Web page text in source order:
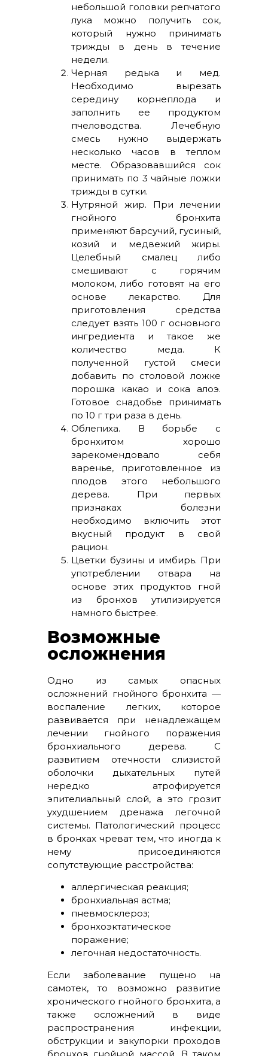
небольшой головки репчатого
лука можно получить сок,
который нужно принимать
трижды в день в течение
недели.
Черная редька и мед.
Необходимо вырезать
середину корнеплода и
заполнить ее продуктом
пчеловодства. Лечебную
смесь нужно выдержать
несколько часов в теплом
месте. Образовавшийся сок
принимать по 3 чайные ложки
трижды в сутки.
Нутряной жир. При лечении
гнойного бронхита
применяют барсучий, гусиный,
козий и медвежий жиры.
Целебный смалец либо
смешивают с горячим
молоком, либо готовят на его
основе лекарство. Для
приготовления средства
следует взять 100 г основного
ингредиента и такое же
количество меда. К
полученной густой смеси
добавить по столовой ложке
порошка какао и сока алоэ.
Готовое снадобье принимать
по 10 г три раза в день.
Облепиха. В борьбе с
бронхитом хорошо
зарекомендовало себя
варенье, приготовленное из
плодов этого небольшого
дерева. При первых
признаках болезни
необходимо включить этот
вкусный продукт в свой
рацион.
Цветки бузины и имбирь. При
употреблении отвара на
основе этих продуктов гной
из бронхов утилизируется
намного быстрее.
Возможные
осложнения
Одно из самых опасных
осложнений гнойного бронхита —
воспаление легких, которое
развивается при ненадлежащем
лечении гнойного поражения
бронхиального дерева. С
развитием отечности слизистой
оболочки дыхательных путей
нередко атрофируется
эпителиальный слой, а это грозит
ухудшением дренажа легочной
системы. Патологический процесс
в бронхах чреват тем, что иногда к
нему присоединяются
сопутствующие расстройства:
аллергическая реакция;
бронхиальная астма;
пневмосклероз;
бронхоэктатическое
поражение;
легочная недостаточность.
Если заболевание пущено на
самотек, то возможно развитие
хронического гнойного бронхита, а
также осложнений в виде
распространения инфекции,
обструкции и закупорки проходов